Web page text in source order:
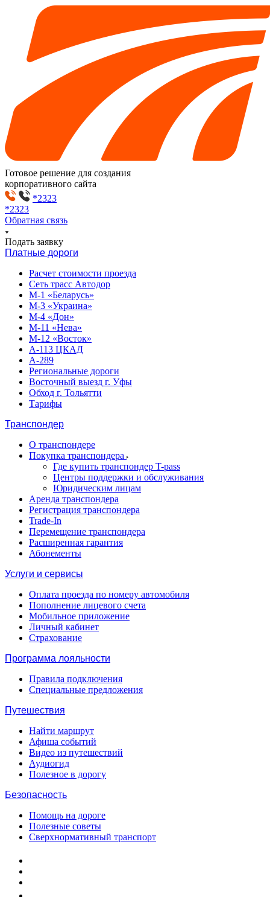
Готовое решение для создания
корпоративного сайта
*2323
*2323
Обратная связь
Подать заявку
Платные дороги
Расчет стоимости проезда
Сеть трасс Автодор
М-1 «Беларусь»
М-3 «Украина»
М-4 «Дон»
М-11 «Нева»
М-12 «Восток»
А-113 ЦКАД
А-289
Региональные дороги
Восточный выезд г. Уфы
Обход г. Тольятти
Тарифы
Транспондер
О транспондере
Покупка транспондера
Где купить транспондер T-pass
Центры поддержки и обслуживания
Юридическим лицам
Аренда транспондера
Регистрация транспондера
Trade-In
Перемещение транспондера
Расширенная гарантия
Абонементы
Услуги и сервисы
Оплата проезда по номеру автомобиля
Пополнение лицевого счета
Мобильное приложение
Личный кабинет
Страхование
Программа лояльности
Правила подключения
Специальные предложения
Путешествия
Найти маршрут
Афиша событий
Видео из путешествий
Аудиогид
Полезное в дорогу
Безопасность
Помощь на дороге
Полезные советы
Сверхнормативный транспорт